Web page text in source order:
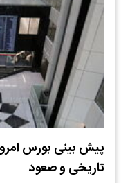
پیش بینی بورس
تاریخی و صعود